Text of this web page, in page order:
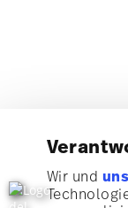
Wir und
Iscriviti alla